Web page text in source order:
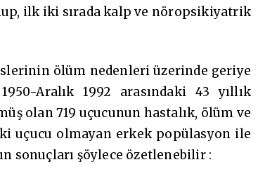
ilk iki sırada kalp ve nöropsikiyatrik
ölüm nedenleri üzerinde geriye
Aralık 1992 arasındaki 43 yıllık
olan 719 uçucunun hastalık, ölüm ve
uçucu olmayan erkek popülasyon ile
sonuçları şöylece özetlenebilir :